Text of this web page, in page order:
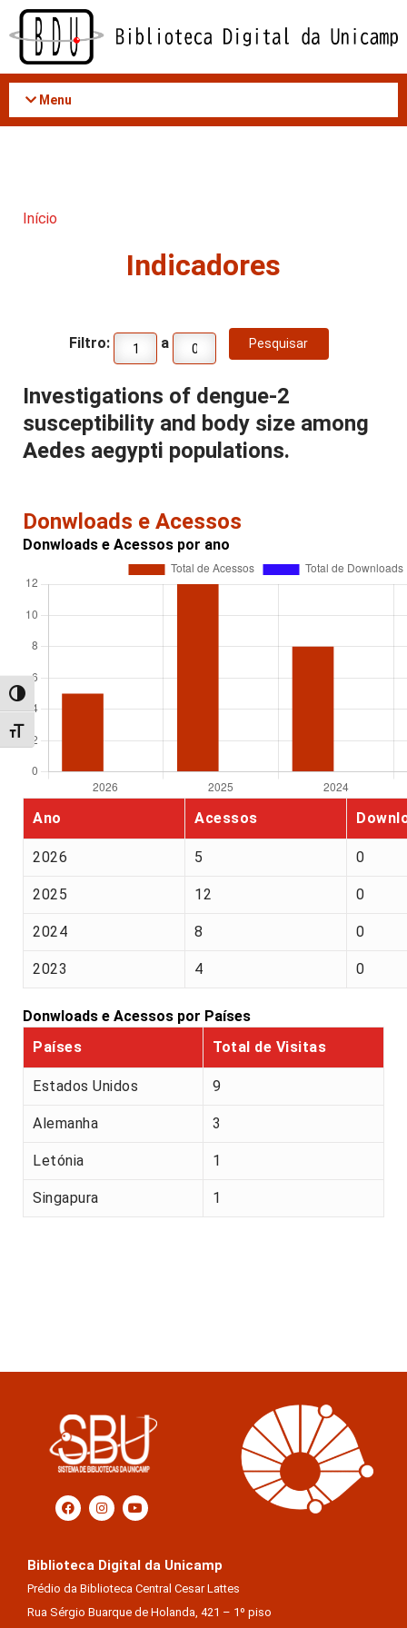
Acessar
conteúdo
Alternar alto contraste
Alternar tamanho da fonte
Menu
Início
Indicadores
Filtro: a
Investigations of dengue-2
susceptibility and body size among
Aedes aegypti populations.
Donwloads e Acessos
Donwloads e Acessos por ano
Ano Acessos
2026 5 0
2025 12 0
2024 8 0
2023 4 0
Donwloads e Acessos por Países
Países
Total de Visitas
Estados Unidos 9
Alemanha 3
Letónia 1
Singapura 1
Biblioteca Digital da Unicamp
Prédio da Biblioteca Central Cesar Lattes
Rua Sérgio Buarque de Holanda, 421 – 1º piso